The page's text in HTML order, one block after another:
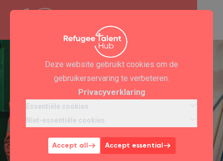
Deze website gebruikt cookies om de
gebruikerservaring te verbeteren.
Privacyverklaring
Essentiële cookies
Niet-essentiële cookies
Accept all Accept essential